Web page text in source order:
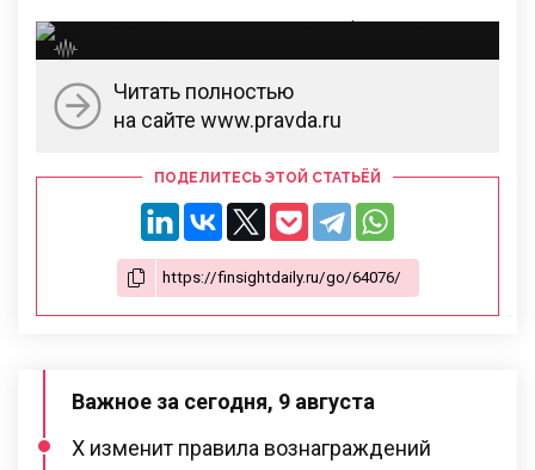
Читать полностью
на сайте www.pravda.ru
ПОДЕЛИТЕСЬ ЭТОЙ СТАТЬЁЙ
Важное за сегодня, 9 августа
X изменит правила вознаграждений